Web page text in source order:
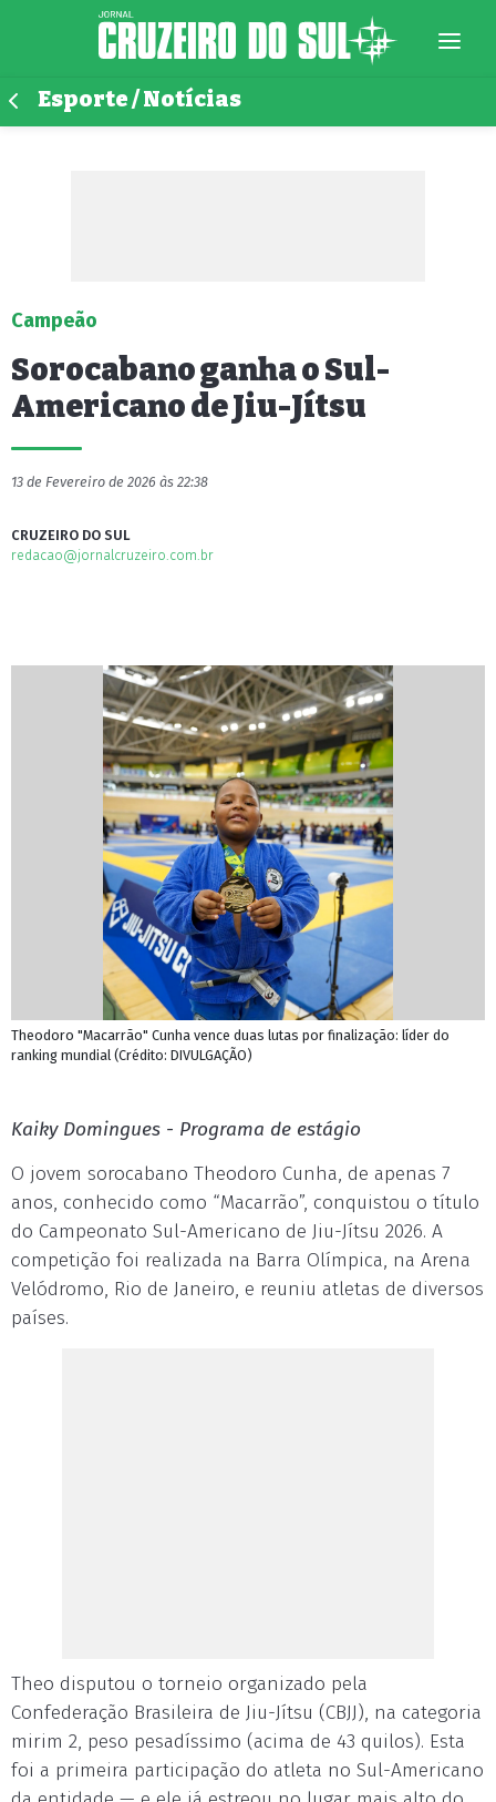
Esporte / Notícias
Campeão
Sorocabano ganha o Sul-
Americano de Jiu-Jítsu
13 de Fevereiro de 2026 às 22:38
CRUZEIRO DO SUL
redacao@jornalcruzeiro.com.br
Theodoro "Macarrão" Cunha vence duas lutas por finalização: líder do
ranking mundial (Crédito: DIVULGAÇÃO)
Kaiky Domingues - Programa de estágio
O jovem sorocabano Theodoro Cunha, de apenas 7
anos, conhecido como “Macarrão”, conquistou o título
do Campeonato Sul-Americano de Jiu-Jítsu 2026. A
competição foi realizada na Barra Olímpica, na Arena
Velódromo, Rio de Janeiro, e reuniu atletas de diversos
países.
Theo disputou o torneio organizado pela
Confederação Brasileira de Jiu-Jítsu (CBJJ), na categoria
mirim 2, peso pesadíssimo (acima de 43 quilos). Esta
foi a primeira participação do atleta no Sul-Americano